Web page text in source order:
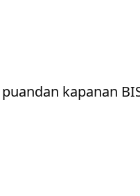
kapanan